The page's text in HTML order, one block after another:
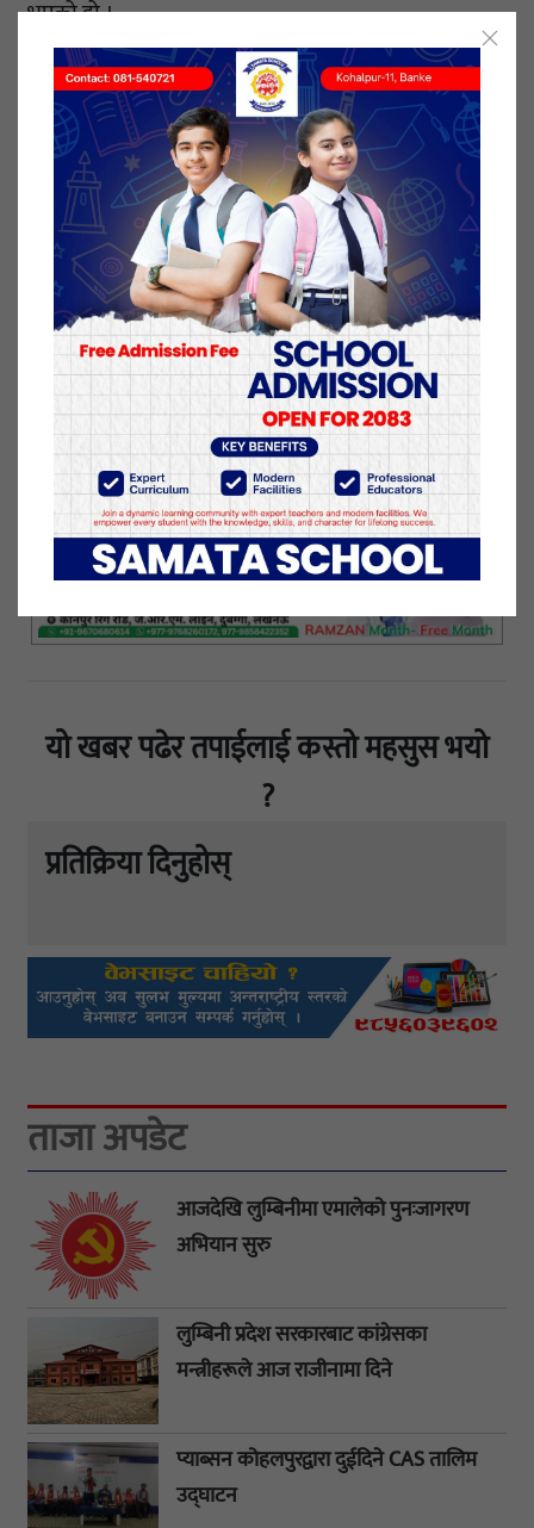
भएको हो ।
उनले भने “कक्षा १२ को नतिजा प्रकाशनको अन्तिम तयारी
भइरहेको छ । आउने साता प्रकाशन गर्नेर्छौँ ।” अहिले
परीक्षार्थीको प्रविष्ट गरेका अङ्कहरू रुजु गर्ने काम भइरहेको
उनले जानकारी गराए ।
उनका अनुसार परीक्षामा करिब चार लाख ६७ हजार ३८९
परीक्षार्थी सहभागी भएका थिए । जसमा ५६ हजारभन्दा बढी
परीक्षार्थीले कम नम्बर आएको विषयमा ग्रेड वृद्धि गर्न परीक्षा
दिएका थिए । परीक्षा ७७ वटै जिल्लाका एक हजार ४५३
परीक्षा केन्द्रबाट वैशाख २६ देखि जेठ ५ गतेसम्म सञ्चालन
भएको थियो ।
२५ श्रावण २०८०, बिहीबार प्रकाशित
यो खबर पढेर तपाईलाई कस्तो महसुस भयो
?
प्रतिक्रिया दिनुहोस्
ताजा अपडेट
आजदेखि लुम्बिनीमा एमालेको पुनःजागरण
अभियान सुरु
लुम्बिनी प्रदेश सरकारबाट कांग्रेसका
मन्त्रीहरूले आज राजीनामा दिने
प्याब्सन कोहलपुरद्वारा दुईदिने CAS तालिम
उद्घाटन